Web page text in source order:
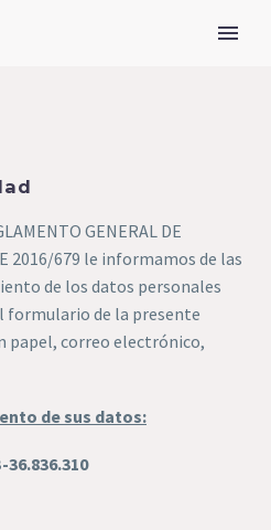
GENERAL DE
2016/679 le informamos de las
de los datos personales
formulario de la presente
papel, correo electrónico,
de sus datos:
36.836.310